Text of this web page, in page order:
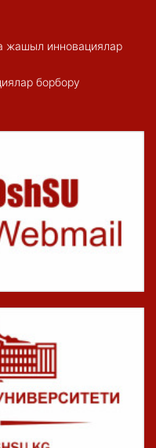
жашыл инновациялар
борбору